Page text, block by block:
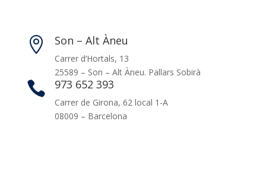
 Son – Alt Àneu
Carrer d’Hortals, 13
25589 – Son – Alt Àneu. Pallars Sobirà
 973 652 393
Carrer de Girona, 62 local 1-A
08009 – Barcelona